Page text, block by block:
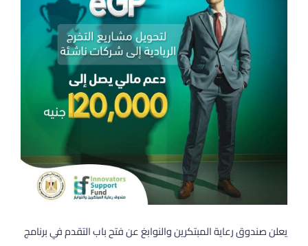
يعلن صندوق رعاية المبتكرين والنوابغ عن فتح باب التقدم في برنامج